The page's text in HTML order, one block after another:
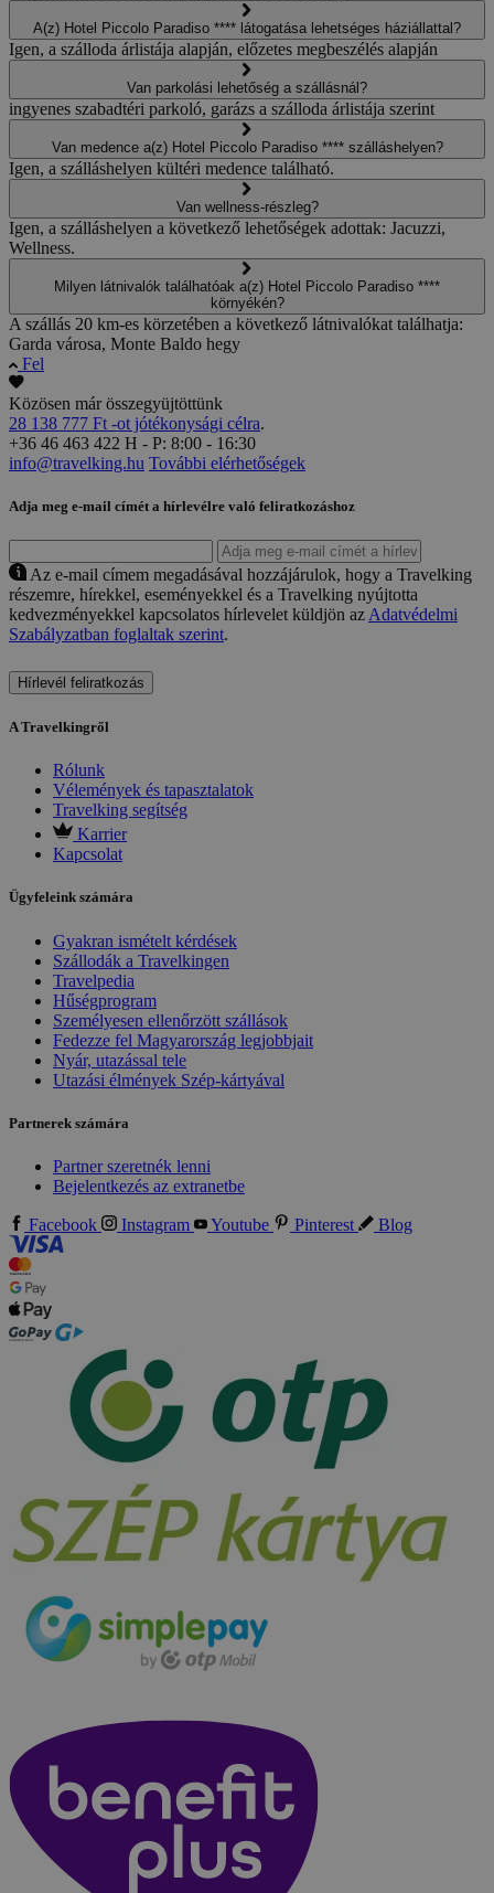
A(z) Hotel Piccolo Paradiso **** látogatása lehetséges háziállattal?
Igen, a szálloda árlistája alapján, előzetes megbeszélés alapján
Van parkolási lehetőség a szállásnál?
ingyenes szabadtéri parkoló, garázs a szálloda árlistája szerint
Van medence a(z) Hotel Piccolo Paradiso **** szálláshelyen?
Igen, a szálláshelyen kültéri medence található.
Van wellness-részleg?
Igen, a szálláshelyen a következő lehetőségek adottak: Jacuzzi,
Wellness.
Milyen látnivalók találhatóak a(z) Hotel Piccolo Paradiso ****
környékén?
A szállás 20 km-es körzetében a következő látnivalókat találhatja:
Garda városa, Monte Baldo hegy
Fel
Közösen már összegyüjtöttünk
28 138 777 Ft -ot jótékonysági célra.
+36 46 463 422 H - P: 8:00 - 16:30
info@travelking.hu További elérhetőségek
Adja meg e-mail címét a hírlevélre való feliratkozáshoz
Az e-mail címem megadásával hozzájárulok, hogy a Travelking
részemre, hírekkel, eseményekkel és a Travelking nyújtotta
kedvezményekkel kapcsolatos hírlevelet küldjön az Adatvédelmi
Szabályzatban foglaltak szerint.
Hírlevél feliratkozás
A Travelkingről
Rólunk
Vélemények és tapasztalatok
Travelking segítség
Karrier
Kapcsolat
Ügyfeleink számára
Gyakran ismételt kérdések
Szállodák a Travelkingen
Travelpedia
Hűségprogram
Személyesen ellenőrzött szállások
Fedezze fel Magyarország legjobbjait
Nyár, utazással tele
Utazási élmények Szép-kártyával
Partnerek számára
Partner szeretnék lenni
Bejelentkezés az extranetbe
Facebook Instagram Youtube Pinterest Blog